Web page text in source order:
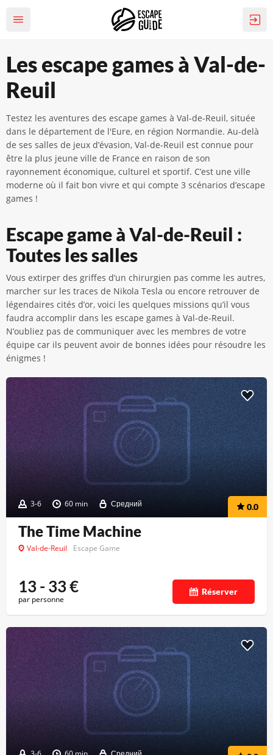
Les escape games à Val-de-
Reuil
Testez les aventures des escape games à Val-de-Reuil, située
dans le département de l'Eure, en région Normandie. Au-delà
de ses salles de jeux d’évasion, Val-de-Reuil est connue pour
être la plus jeune ville de France en raison de son
rayonnement économique, culturel et sportif. C’est une ville
moderne où il fait bon vivre et qui compte 3 scénarios d’escape
games !
Escape game à Val-de-Reuil :
Toutes les salles
Vous extirper des griffes d’un chirurgien pas comme les autres,
marcher sur les traces de Nikola Tesla ou encore retrouver de
légendaires cités d’or, voici les quelques missions qu’il vous
faudra accomplir dans les escape games à Val-de-Reuil.
N’oubliez pas de communiquer avec les membres de votre
équipe car ils peuvent avoir de bonnes idées pour résoudre les
énigmes !
3-6 60 min Средний 0.0
The Time Machine
Val-de-Reuil Escape Game
13 - 33€
par personne
Réserver